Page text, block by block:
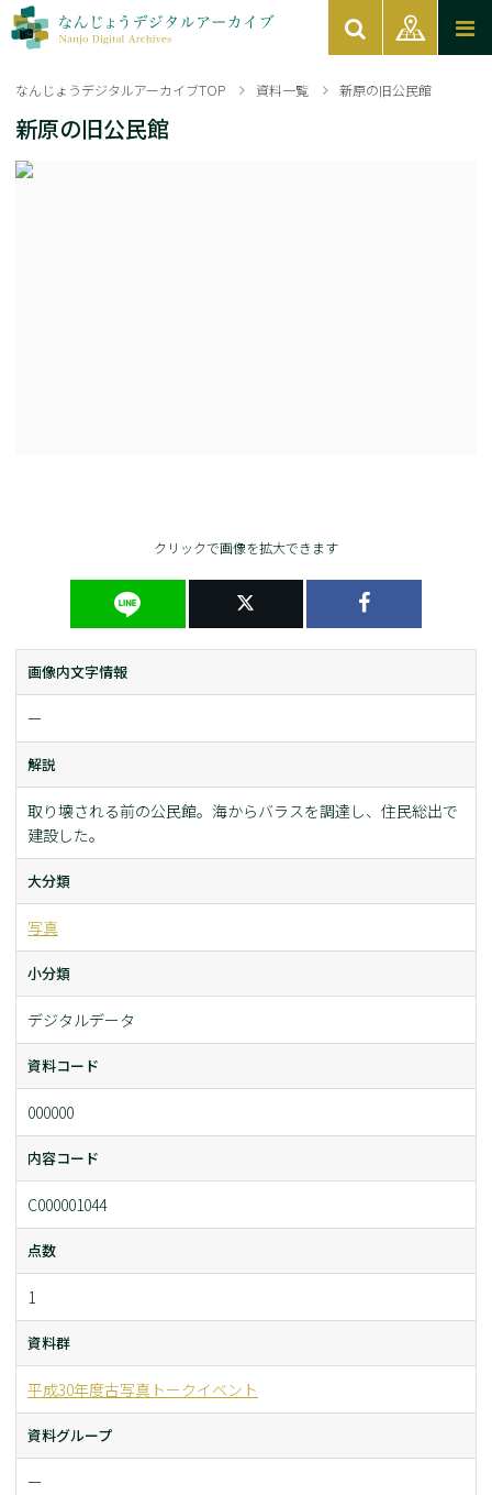
なんじょうデジタルアーカイブTOP 資料一覧 新原の旧公民館
新原の旧公民館
クリックで画像を拡大できます
画像内文字情報
ー
解説
取り壊される前の公民館。海からバラスを調達し、住民総出で
建設した。
大分類
写真
小分類
デジタルデータ
資料コード
000000
内容コード
C000001044
点数
1
資料群
平成30年度古写真トークイベント
資料グループ
ー